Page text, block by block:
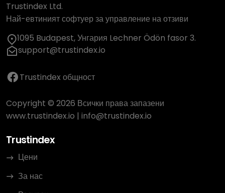
Trustindex Ltd.
Най-евтиният софтуер за управление на отзиви
1095 Budapest, Унгария Lechner Ödön fasor 3.
support@trustindex.io
Trustindex общност
Copyright © 2026 Всички права запазени
www.trustindex.io | info@trustindex.io
Trustindex
Цени
За нас